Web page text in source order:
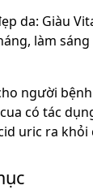
da: Giàu
làm
người
có tác
uric ra